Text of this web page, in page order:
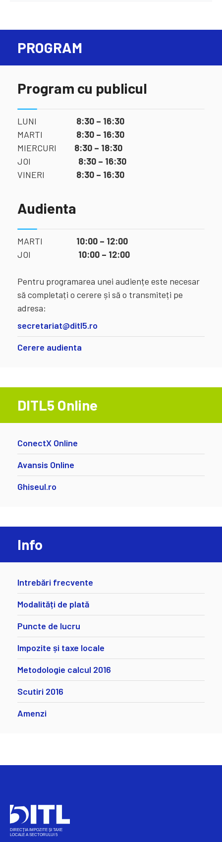
PROGRAM
Program cu publicul
LUNI 8:30 – 16:30
MARTI 8:30 – 16:30
MIERCURI 8:30 – 18:30
JOI 8:30 – 16:30
VINERI 8:30 – 16:30
Audienta
MARTI 10:00 – 12:00
JOI 10:00 – 12:00
Pentru programarea unei audiențe este necesar
să completați o cerere și să o transmiteți pe
adresa:
secretariat@ditl5.ro
Cerere audienta
DITL5 Online
ConectX Online
Avansis Online
Ghiseul.ro
Info
Intrebări frecvente
Modalități de plată
Puncte de lucru
Impozite și taxe locale
Metodologie calcul 2016
Scutiri 2016
Amenzi